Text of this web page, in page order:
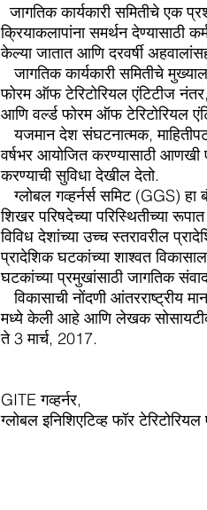
जागतिक कार्यकारी समितीचे एक
क्रियाकलापांना समर्थन देण्यासाठी
केल्या जातात आणि दरवर्षी
जागतिक कार्यकारी समितीचे
फोरम ऑफ टेरिटोरियल एंटिटीज
आणि वर्ल्ड फोरम ऑफ टेरिटोरियल
यजमान देश संघटनात्मक,
वर्षभर आयोजित करण्यासाठी आणखी
करण्याची सुविधा देखील देतो.
ग्लोबल गव्हर्नर्स समिट (GGS) हा
शिखर परिषदेच्या परिस्थितीच्या
विविध देशांच्या उच्च स्तरावरील
प्रादेशिक घटकांच्या शाश्वत
घटकांच्या प्रमुखांसाठी जागतिक
विकासाची नोंदणी
मध्ये केली आहे आणि लेखक
ते 3 मार्च, 2017.
GITE गव्हर्नर,
ग्लोबल इनिशिएटिव्ह फॉर